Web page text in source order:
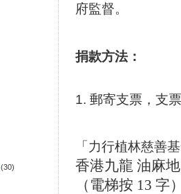
府監督。
捐款方法：
1. 郵寄支票，支
「力行植林慈善
香港九龍 油麻
（電梯按 13 字
(30)